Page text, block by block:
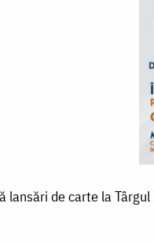
lansări de carte la